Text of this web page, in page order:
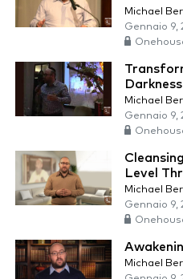
Michael
Gennaio 9,
Michael
Gennaio 9,
Level
Michael
Gennaio 9,
Michael